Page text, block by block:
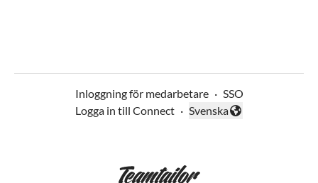
Inloggning för medarbetare · SSO
Logga in till Connect ·
Byt språk
Svenska